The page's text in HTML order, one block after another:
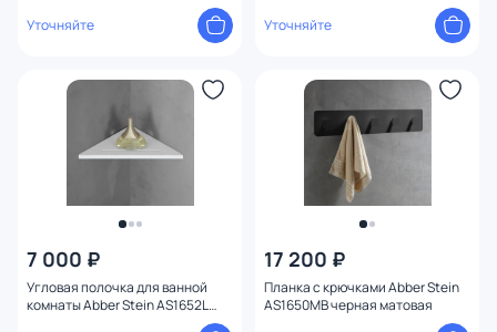
Уточняйте
Уточняйте
7 000 ₽
Угловая полочка для ванной
комнаты Abber Stein AS1652L
17 200 ₽
Планка с крючками Abber Stein
AS1650MB черная матовая